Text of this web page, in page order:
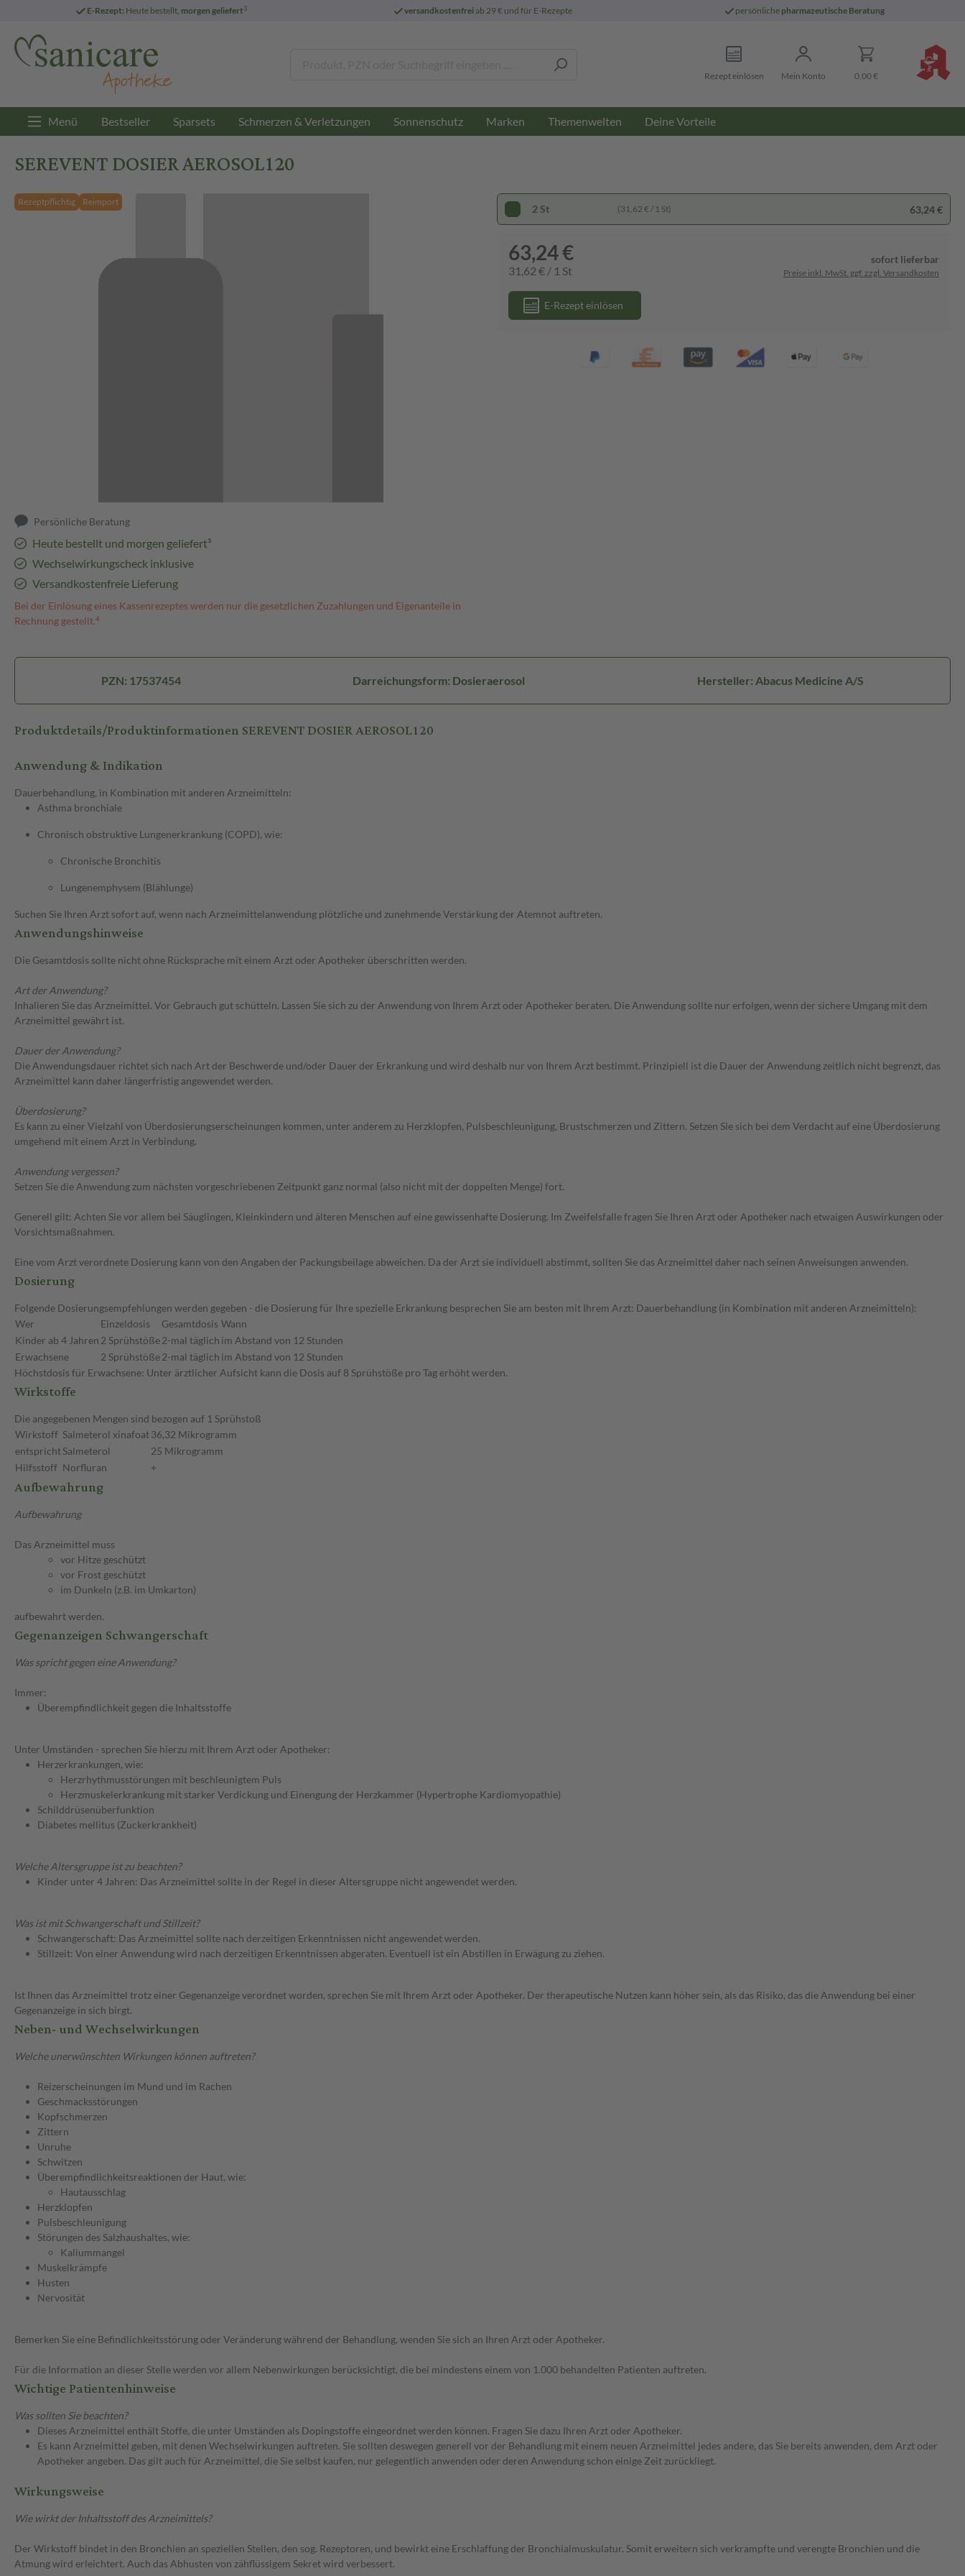
E-Rezept: Heute bestellt, morgen geliefert3 versandkostenfreiab 29 € und für E-Rezepte persönliche pharmazeutische Beratung
Rezept einlösen Mein Konto 0,00 €
Menü Bestseller Sparsets Schmerzen & Verletzungen Sonnenschutz Marken Themenwelten Deine Vorteile
SEREVENT DOSIER AEROSOL120
Rezeptpflichtig Reimport
Persönliche Beratung
Heute bestellt und morgen geliefert³
Wechselwirkungscheck inklusive
Versandkostenfreie Lieferung
Bei der Einlösung eines Kassenrezeptes werden nur die gesetzlichen Zuzahlungen und Eigenanteile in
Rechnung gestellt.⁴
2 St (31,62 € / 1 St) 63,24 €
63,24 €
31,62 € / 1 St
sofort lieferbar
Preise inkl. MwSt. ggf. zzgl. Versandkosten
E-Rezept einlösen
PZN: 17537454 Darreichungsform: Dosieraerosol Hersteller: Abacus Medicine A/S
Produktdetails/Produktinformationen SEREVENT DOSIER AEROSOL120
Anwendung & Indikation
Dauerbehandlung, in Kombination mit anderen Arzneimitteln:
Asthma bronchiale
Chronisch obstruktive Lungenerkrankung (COPD), wie:
Chronische Bronchitis
Lungenemphysem (Blählunge)
Suchen Sie Ihren Arzt sofort auf, wenn nach Arzneimittelanwendung plötzliche und zunehmende Verstärkung der Atemnot auftreten.
Anwendungshinweise
Die Gesamtdosis sollte nicht ohne Rücksprache mit einem Arzt oder Apotheker überschritten werden.
Art der Anwendung?
Inhalieren Sie das Arzneimittel. Vor Gebrauch gut schütteln. Lassen Sie sich zu der Anwendung von Ihrem Arzt oder Apotheker beraten. Die Anwendung sollte nur erfolgen, wenn der sichere Umgang mit dem
Arzneimittel gewährt ist.
Dauer der Anwendung?
Die Anwendungsdauer richtet sich nach Art der Beschwerde und/oder Dauer der Erkrankung und wird deshalb nur von Ihrem Arzt bestimmt. Prinzipiell ist die Dauer der Anwendung zeitlich nicht begrenzt, das
Arzneimittel kann daher längerfristig angewendet werden.
Überdosierung?
Es kann zu einer Vielzahl von Überdosierungserscheinungen kommen, unter anderem zu Herzklopfen, Pulsbeschleunigung, Brustschmerzen und Zittern. Setzen Sie sich bei dem Verdacht auf eine Überdosierung
umgehend mit einem Arzt in Verbindung.
Anwendung vergessen?
Setzen Sie die Anwendung zum nächsten vorgeschriebenen Zeitpunkt ganz normal (also nicht mit der doppelten Menge) fort.
Generell gilt: Achten Sie vor allem bei Säuglingen, Kleinkindern und älteren Menschen auf eine gewissenhafte Dosierung. Im Zweifelsfalle fragen Sie Ihren Arzt oder Apotheker nach etwaigen Auswirkungen oder
Vorsichtsmaßnahmen.
Eine vom Arzt verordnete Dosierung kann von den Angaben der Packungsbeilage abweichen. Da der Arzt sie individuell abstimmt, sollten Sie das Arzneimittel daher nach seinen Anweisungen anwenden.
Dosierung
Folgende Dosierungsempfehlungen werden gegeben - die Dosierung für Ihre spezielle Erkrankung besprechen Sie am besten mit Ihrem Arzt: Dauerbehandlung (in Kombination mit anderen Arzneimitteln):
Wer
Einzeldosis Gesamtdosis Wann
Kinder ab 4 Jahren 2 Sprühstöße2-mal täglich im Abstand von 12 Stunden
Erwachsene
2 Sprühstöße2-mal täglich im Abstand von 12 Stunden
Höchstdosis für Erwachsene: Unter ärztlicher Aufsicht kann die Dosis auf 8 Sprühstöße pro Tag erhöht werden.
Wirkstoffe
Die angegebenen Mengen sind bezogen auf 1 Sprühstoß
Wirkstoff Salmeterol xinafoat36,32 Mikrogramm
entsprichtSalmeterol
25 Mikrogramm
Hilfsstoff Norfluran +
Aufbewahrung
Aufbewahrung
Das Arzneimittel muss
vor Hitze geschützt
vor Frost geschützt
im Dunkeln (z.B. im Umkarton)
aufbewahrt werden.
Gegenanzeigen Schwangerschaft
Was spricht gegen eine Anwendung?
Immer:
Überempfindlichkeit gegen die Inhaltsstoffe
Unter Umständen - sprechen Sie hierzu mit Ihrem Arzt oder Apotheker:
Herzerkrankungen, wie:
Herzrhythmusstörungen mit beschleunigtem Puls
Herzmuskelerkrankung mit starker Verdickung und Einengung der Herzkammer (Hypertrophe Kardiomyopathie)
Schilddrüsenüberfunktion
Diabetes mellitus (Zuckerkrankheit)
Welche Altersgruppe ist zu beachten?
Kinder unter 4 Jahren: Das Arzneimittel sollte in der Regel in dieser Altersgruppe nicht angewendet werden.
Was ist mit Schwangerschaft und Stillzeit?
Schwangerschaft: Das Arzneimittel sollte nach derzeitigen Erkenntnissen nicht angewendet werden.
Stillzeit: Von einer Anwendung wird nach derzeitigen Erkenntnissen abgeraten. Eventuell ist ein Abstillen in Erwägung zu ziehen.
Ist Ihnen das Arzneimittel trotz einer Gegenanzeige verordnet worden, sprechen Sie mit Ihrem Arzt oder Apotheker. Der therapeutische Nutzen kann höher sein, als das Risiko, das die Anwendung bei einer
Gegenanzeige in sich birgt.
Neben- und Wechselwirkungen
Welche unerwünschten Wirkungen können auftreten?
Reizerscheinungen im Mund und im Rachen
Geschmacksstörungen
Kopfschmerzen
Zittern
Unruhe
Schwitzen
Überempfindlichkeitsreaktionen der Haut, wie:
Hautausschlag
Herzklopfen
Pulsbeschleunigung
Störungen des Salzhaushaltes, wie:
Kaliummangel
Muskelkrämpfe
Husten
Nervosität
Bemerken Sie eine Befindlichkeitsstörung oder Veränderung während der Behandlung, wenden Sie sich an Ihren Arzt oder Apotheker.
Für die Information an dieser Stelle werden vor allem Nebenwirkungen berücksichtigt, die bei mindestens einem von 1.000 behandelten Patienten auftreten.
Wichtige Patientenhinweise
Was sollten Sie beachten?
Dieses Arzneimittel enthält Stoffe, die unter Umständen als Dopingstoffe eingeordnet werden können. Fragen Sie dazu Ihren Arzt oder Apotheker.
Es kann Arzneimittel geben, mit denen Wechselwirkungen auftreten. Sie sollten deswegen generell vor der Behandlung mit einem neuen Arzneimittel jedes andere, das Sie bereits anwenden, dem Arzt oder
Apotheker angeben. Das gilt auch für Arzneimittel, die Sie selbst kaufen, nur gelegentlich anwenden oder deren Anwendung schon einige Zeit zurückliegt.
Wirkungsweise
Wie wirkt der Inhaltsstoff des Arzneimittels?
Der Wirkstoff bindet in den Bronchien an speziellen Stellen, den sog. Rezeptoren, und bewirkt eine Erschlaffung der Bronchialmuskulatur. Somit erweitern sich verkrampfte und verengte Bronchien und die
Atmung wird erleichtert. Auch das Abhusten von zähflüssigem Sekret wird verbessert.